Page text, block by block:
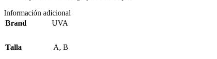
Información adicional
Brand
UVA
Talla A, B